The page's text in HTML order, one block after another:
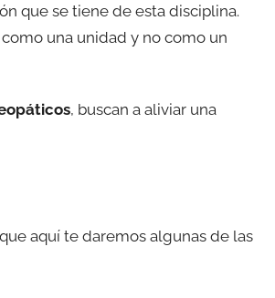
que se tiene de esta disciplina.
una unidad y no como un
, buscan a aliviar una
aquí te daremos algunas de las